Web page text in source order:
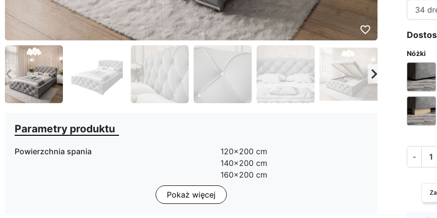
favorite_border
Poprzedni Następny
keyboard_arrow_right
Parametry produktu
Powierzchnia spania
120x200 cm
140x200 cm
160x200 cm
180x200 cm
Pokaż więcej
Nóżki
-